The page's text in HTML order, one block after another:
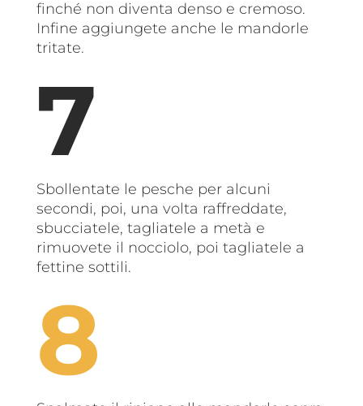
finché non diventa denso e cremoso.
Infine aggiungete anche le mandorle
tritate.
Sbollentate le pesche per alcuni
secondi, poi, una volta raffreddate,
sbucciatele, tagliatele a metà e
rimuovete il nocciolo, poi tagliatele a
fettine sottili.